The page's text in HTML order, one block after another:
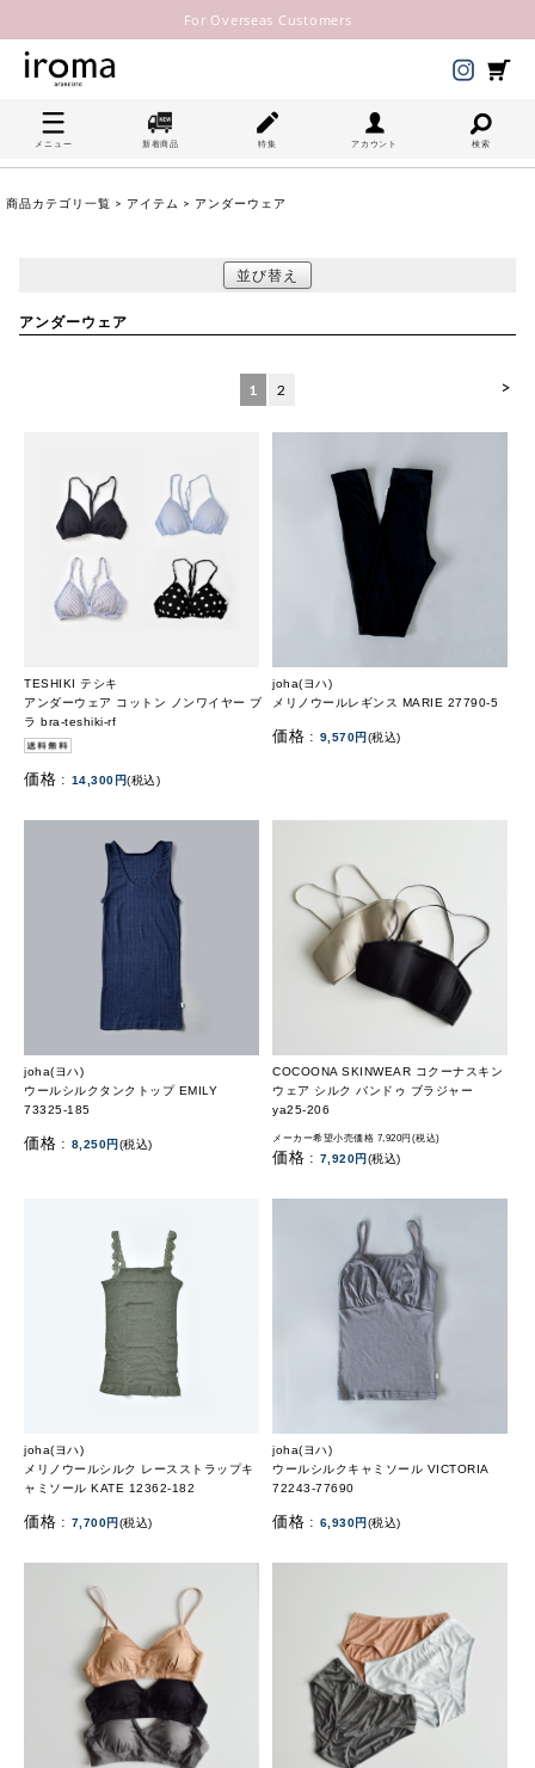
For Overseas Customers
メニュー 新着商品 特集 アカウント 検索
商品カテゴリ一覧 > アイテム > アンダーウェア
並び替え
アンダーウェア
>
1 2
TESHIKI テシキ
アンダーウェア コットン ノンワイヤー ブ
ラ bra-teshiki-rf
価格 : 14,300円(税込)
joha(ヨハ)
メリノウールレギンス MARIE 27790-5
価格 : 9,570円(税込)
joha(ヨハ)
ウールシルクタンクトップ EMILY
73325-185
価格 : 8,250円(税込)
COCOONA SKINWEAR コクーナスキン
ウェア シルク バンドゥ ブラジャー
ya25-206
メーカー希望小売価格 7,920円(税込)
価格 : 7,920円(税込)
joha(ヨハ)
メリノウールシルク レースストラップキ
ャミソール KATE 12362-182
価格 : 7,700円(税込)
joha(ヨハ)
ウールシルクキャミソール VICTORIA
72243-77690
価格 : 6,930円(税込)